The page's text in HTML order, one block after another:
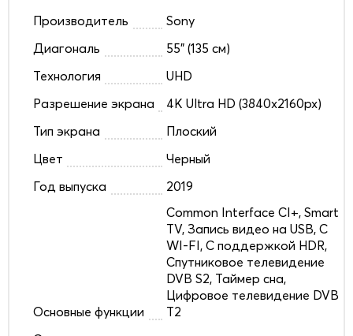
Производитель
Sony
Диагональ
55" (135 см)
Технология
UHD
Разрешение экрана
4K Ultra HD (3840x2160px)
Тип экрана
Плоский
Цвет
Черный
Год выпуска
2019
Основные функции
Common Interface CI+, Smart
TV, Запись видео на USB, С
WI-FI, С поддержкой HDR,
Спутниковое телевидение
DVB S2, Таймер сна,
Цифровое телевидение DVB
T2